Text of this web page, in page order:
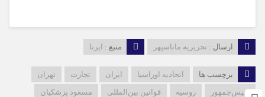
ارسال : تحریریه ماناسپهر منبع : ایرنا
برچسب ها اتحادیه اوراسیا ایران تجارت
تهران
رئیس‌جمهور
روسیه قوانین بین‌المللی
مسعود پزشکیان